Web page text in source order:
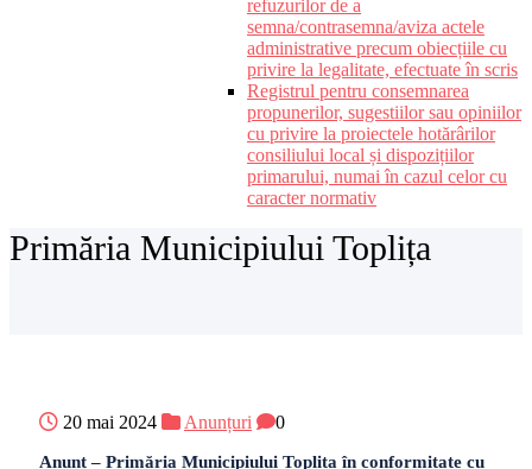
refuzurilor de a
semna/contrasemna/aviza actele
administrative precum obiecțiile cu
privire la legalitate, efectuate în scris
Registrul pentru consemnarea
propunerilor, sugestiilor sau opiniilor
cu privire la proiectele hotărârilor
consiliului local și dispozițiilor
primarului, numai în cazul celor cu
caracter normativ
Primăria Municipiului Toplița
20 mai 2024 Anunțuri 0
Anunț – Primăria Municipiului Toplița în conformitate cu